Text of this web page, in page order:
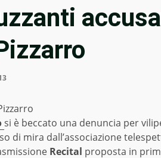
si è beccato una denuncia per
di mira dall’associazione
Recital proposta in